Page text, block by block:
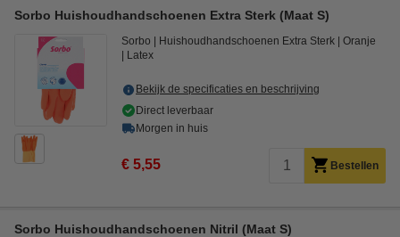
Sorbo Huishoudhandschoenen Extra Sterk (Maat S)
Sorbo Huishoudhandschoenen Extra Sterk
Oranje
Latex
Bekijk de specificaties en beschrijving
Direct leverbaar
Morgen in huis
€ 5,55 Bestellen
Sorbo Huishoudhandschoenen Nitril (Maat S)